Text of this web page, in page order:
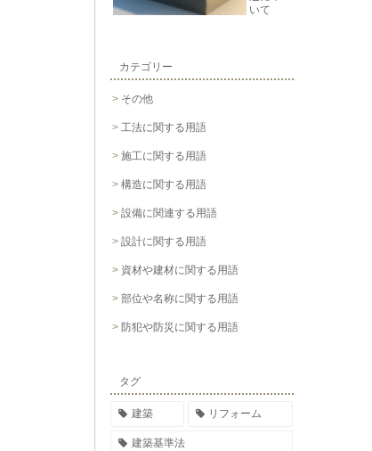
いて
カテゴリー
その他
工法に関する用語
施工に関する用語
構造に関する用語
設備に関連する用語
設計に関する用語
資材や建材に関する用語
部位や名称に関する用語
防犯や防災に関する用語
タグ
建築 リフォーム
建築基準法